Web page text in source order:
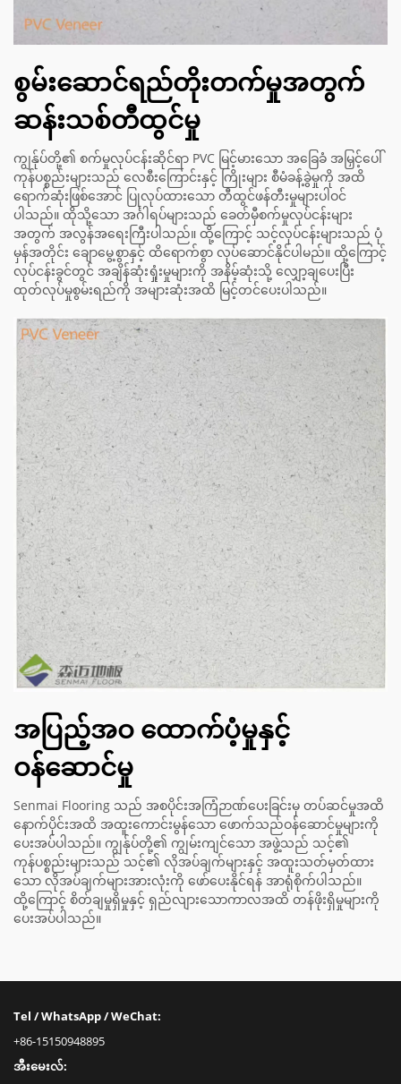
စွမ်းဆောင်ရည်တိုးတက်မှုအတွက်
ဆန်းသစ်တီထွင်မှု
ကျွန်ုပ်တို့၏ စက်မှုလုပ်ငန်းဆိုင်ရာ PVC မြင့်မားသော အခြေခံ အမြှင့်ပေါ်
ကုန်ပစ္စည်းများသည် လေစီးကြောင်းနှင့် ကြိုးများ စီမံခန့်ခွဲမှုကို အထိ
ရောက်ဆုံးဖြစ်အောင် ပြုလုပ်ထားသော တီထွင်ဖန်တီးမှုများပါဝင်
ပါသည်။ ထိုသို့သော အင်္ဂါရပ်များသည် ခေတ်မှီစက်မှုလုပ်ငန်းများ
အတွက် အလွန်အရေးကြီးပါသည်။ ထို့ကြောင့် သင့်လုပ်ငန်းများသည် ပုံ
မှန်အတိုင်း ချောမွေ့စွာနှင့် ထိရောက်စွာ လုပ်ဆောင်နိုင်ပါမည်။ ထို့ကြောင့်
လုပ်ငန်းခွင်တွင် အချိန်ဆုံးရှုံးမှုများကို အနိမ့်ဆုံးသို့ လျှော့ချပေးပြီး
ထုတ်လုပ်မှုစွမ်းရည်ကို အများဆုံးအထိ မြင့်တင်ပေးပါသည်။
အပြည့်အဝ ထောက်ပံ့မှုနှင့်
ဝန်ဆောင်မှု
Senmai Flooring သည် အစပိုင်းအကြံဉာဏ်ပေးခြင်းမှ တပ်ဆင်မှုအထိ
နောက်ပိုင်းအထိ အထူးကောင်းမွန်သော ဖောက်သည်ဝန်ဆောင်မှုများကို
ပေးအပ်ပါသည်။ ကျွန်ုပ်တို့၏ ကျွမ်းကျင်သော အဖွဲ့သည် သင့်၏
ကုန်ပစ္စည်းများသည် သင့်၏ လိုအပ်ချက်များနှင့် အထူးသတ်မှတ်ထား
သော လိုအပ်ချက်များအားလုံးကို ဖော်ပေးနိုင်ရန် အာရုံစိုက်ပါသည်။
ထို့ကြောင့် စိတ်ချမှုရှိမှုနှင့် ရှည်လျားသောကာလအထိ တန်ဖိုးရှိမှုများကို
ပေးအပ်ပါသည်။
Tel / WhatsApp / WeChat:
+86-15150948895
အီးမေးလ်: